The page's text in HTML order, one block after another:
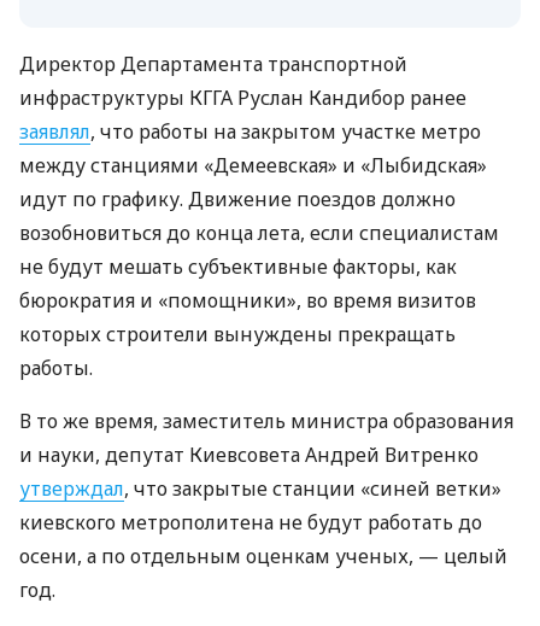
Директор Департамента транспортной
инфраструктуры КГГА Руслан Кандибор ранее
заявлял, что работы на закрытом участке метро
между станциями «Демеевская» и «Лыбидская»
идут по графику. Движение поездов должно
возобновиться до конца лета, если специалистам
не будут мешать субъективные факторы, как
бюрократия и «помощники», во время визитов
которых строители вынуждены прекращать
работы.
В то же время, заместитель министра образования
и науки, депутат Киевсовета Андрей Витренко
утверждал, что закрытые станции «синей ветки»
киевского метрополитена не будут работать до
осени, а по отдельным оценкам ученых, — целый
год.